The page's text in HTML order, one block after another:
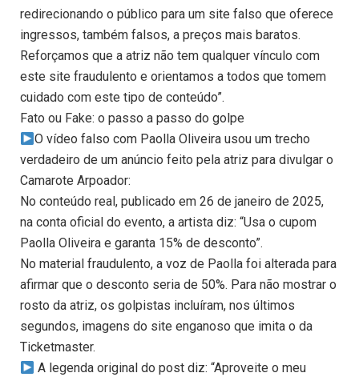
redirecionando o público para um site falso que oferece
ingressos, também falsos, a preços mais baratos.
Reforçamos que a atriz não tem qualquer vínculo com
este site fraudulento e orientamos a todos que tomem
cuidado com este tipo de conteúdo”.
Fato ou Fake: o passo a passo do golpe
O vídeo falso com Paolla Oliveira usou um trecho
verdadeiro de um anúncio feito pela atriz para divulgar o
Camarote Arpoador:
No conteúdo real, publicado em 26 de janeiro de 2025,
na conta oficial do evento, a artista diz: “Usa o cupom
Paolla Oliveira e garanta 15% de desconto”.
No material fraudulento, a voz de Paolla foi alterada para
afirmar que o desconto seria de 50%. Para não mostrar o
rosto da atriz, os golpistas incluíram, nos últimos
segundos, imagens do site enganoso que imita o da
Ticketmaster.
A legenda original do post diz: “Aproveite o meu